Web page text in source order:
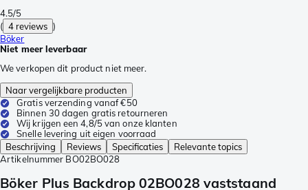
4.5/5
( 4 reviews )
Böker
Niet meer leverbaar
We verkopen dit product niet meer.
Naar vergelijkbare producten
Gratis verzending vanaf €50
Binnen 30 dagen gratis retourneren
Wij krijgen een 4,8/5 van onze klanten
Snelle levering uit eigen voorraad
Beschrijving
Reviews Specificaties
Relevante topics
Artikelnummer BO02BO028
Böker Plus Backdrop 02BO028 vaststaand